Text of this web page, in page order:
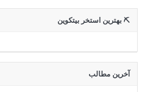
⛏ بهترین استخر بیتکوین
آخرین مطالب